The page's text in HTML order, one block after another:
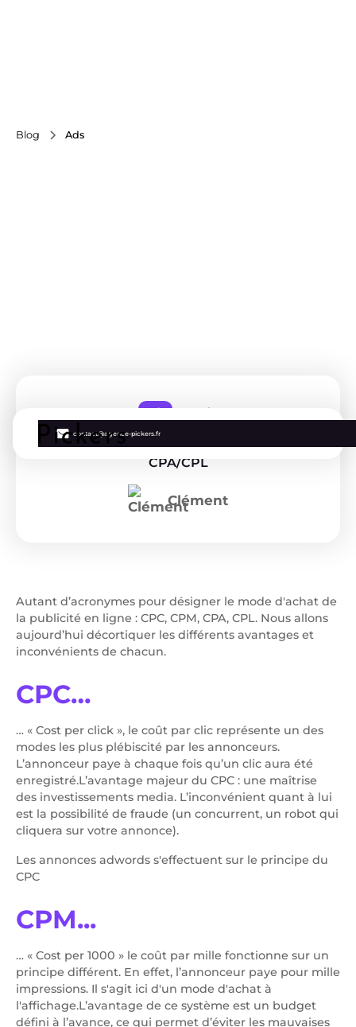
contact@agence-pickers.fr
Blog Ads
Ads 4 min
La définition de 3 KPI's : CPM, CPC,
CPA/CPL
Clément
Autant d’acronymes pour désigner le mode d'achat de
la publicité en ligne : CPC, CPM, CPA, CPL. Nous allons
aujourd’hui décortiquer les différents avantages et
inconvénients de chacun.
CPC…
… « Cost per click », le coût par clic représente un des
modes les plus plébiscité par les annonceurs.
L’annonceur paye à chaque fois qu’un clic aura été
enregistré.L’avantage majeur du CPC : une maîtrise
des investissements media. L’inconvénient quant à lui
est la possibilité de fraude (un concurrent, un robot qui
cliquera sur votre annonce).
Les annonces adwords s'effectuent sur le principe du
CPC
CPM...
… « Cost per 1000 » le coût par mille fonctionne sur un
principe différent. En effet, l’annonceur paye pour mille
impressions. Il s'agit ici d'un mode d'achat à
l'affichage.L’avantage de ce système est un budget
défini à l’avance, ce qui permet d’éviter les mauvaises